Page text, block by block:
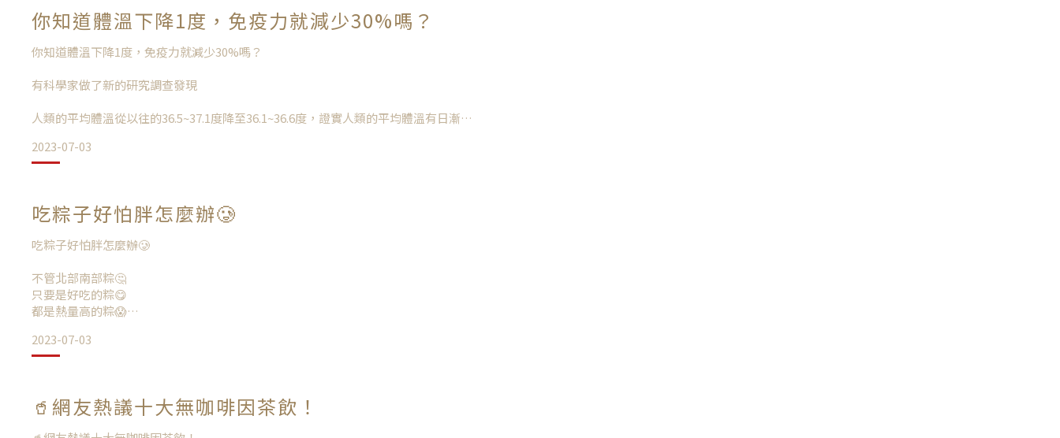
看著家裡的除濕機除出一桶桶的水覺得很很療癒
不過你知道身體其實也需要除濕嗎？
身體濕氣重的症狀有哪些？
身體濕氣重會使人頭部昏沈
四肢水腫、咳嗽痰多、舌苔厚膩有齒痕、食慾不振、皮膚發疹、排便稀軟粘膩等
Food》
在此篇文章我們將和你一起了解
什麼是彈性素食主義呢？
素食會導致手腳冰冷，身體不好嗎？
想嘗試吃素要怎麼開始呢？
什麼是彈性素食主義
你知道體溫下降1度，免疫力就減少30%嗎？
你知道體溫下降1度，免疫力就減少30%嗎？
有科學家做了新的研究調查發現
人類的平均體溫從以往的36.5~37.1度降至36.1~36.6度，證實人類的平均體溫有日漸下
你以為體溫差一度沒有什麼差異嗎？
降，也容易變胖，反應遲鈍，疲勞，昏昏欲睡喔！
知道體溫稍稍提高可以增強免疫力，增強自癒力，而這些最
2023-07-03
吃粽子好怕胖怎麼辦🥲
吃粽子好怕胖怎麼辦🥲
不管北部南部粽🤔
只要是好吃的粽😋
都是熱量高的粽😱
沒吃粽子就好像沒過端午節的感覺
2023-07-03
🥤網友熱議十大無咖啡因茶飲！